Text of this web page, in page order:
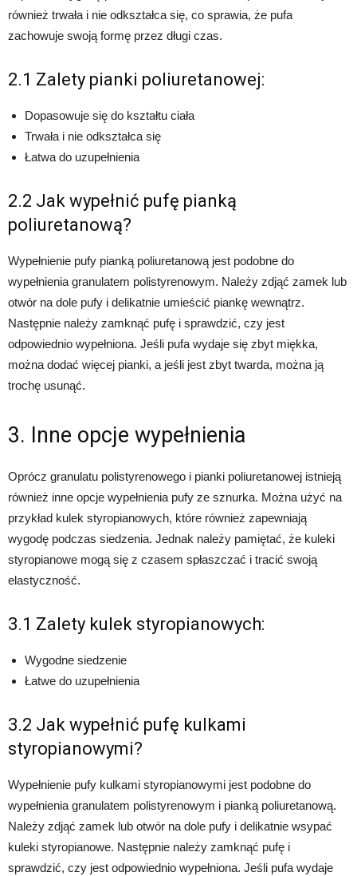
również trwała i nie odkształca się, co sprawia, że pufa
zachowuje swoją formę przez długi czas.
2.1 Zalety pianki poliuretanowej:
Dopasowuje się do kształtu ciała
Trwała i nie odkształca się
Łatwa do uzupełnienia
2.2 Jak wypełnić pufę pianką
poliuretanową?
Wypełnienie pufy pianką poliuretanową jest podobne do
wypełnienia granulatem polistyrenowym. Należy zdjąć zamek lub
otwór na dole pufy i delikatnie umieścić piankę wewnątrz.
Następnie należy zamknąć pufę i sprawdzić, czy jest
odpowiednio wypełniona. Jeśli pufa wydaje się zbyt miękka,
można dodać więcej pianki, a jeśli jest zbyt twarda, można ją
trochę usunąć.
3. Inne opcje wypełnienia
Oprócz granulatu polistyrenowego i pianki poliuretanowej istnieją
również inne opcje wypełnienia pufy ze sznurka. Można użyć na
przykład kulek styropianowych, które również zapewniają
wygodę podczas siedzenia. Jednak należy pamiętać, że kuleki
styropianowe mogą się z czasem spłaszczać i tracić swoją
elastyczność.
3.1 Zalety kulek styropianowych:
Wygodne siedzenie
Łatwe do uzupełnienia
3.2 Jak wypełnić pufę kulkami
styropianowymi?
Wypełnienie pufy kulkami styropianowymi jest podobne do
wypełnienia granulatem polistyrenowym i pianką poliuretanową.
Należy zdjąć zamek lub otwór na dole pufy i delikatnie wsypać
kuleki styropianowe. Następnie należy zamknąć pufę i
sprawdzić, czy jest odpowiednio wypełniona. Jeśli pufa wydaje